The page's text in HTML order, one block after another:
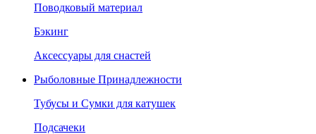
Поводковый материал
Бэкинг
Аксессуары для снастей
Рыболовные Принадлежности
Тубусы и Сумки для катушек
Подсачеки